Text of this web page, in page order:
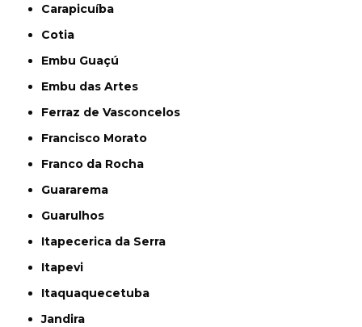
Carapicuíba
Cotia
Embu Guaçú
Embu das Artes
Ferraz de Vasconcelos
Francisco Morato
Franco da Rocha
Guararema
Guarulhos
Itapecerica da Serra
Itapevi
Itaquaquecetuba
Jandira